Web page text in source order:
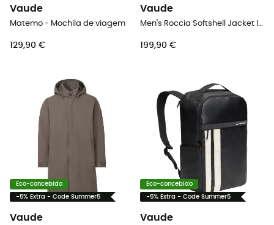
Vaude
Matemo - Mochila de viagem
129,90 €
Vaude
Men's Roccia Softshell Jacket III - Casaco softshell homem
199,90 €
Eco-concebido
-5% Extra - Code Summer5
Vaude
Eco-concebido
-5% Extra - Code Summer5
Vaude